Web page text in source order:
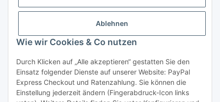
Ablehnen
Wie wir Cookies & Co nutzen
Durch Klicken auf „Alle akzeptieren“ gestatten Sie den
Einsatz folgender Dienste auf unserer Website: PayPal
Express Checkout und Ratenzahlung. Sie können die
Einstellung jederzeit ändern (Fingerabdruck-Icon links
Anmelden
Neu hier?Jetzt registrieren!
Informationen
Rechtliche Informationen